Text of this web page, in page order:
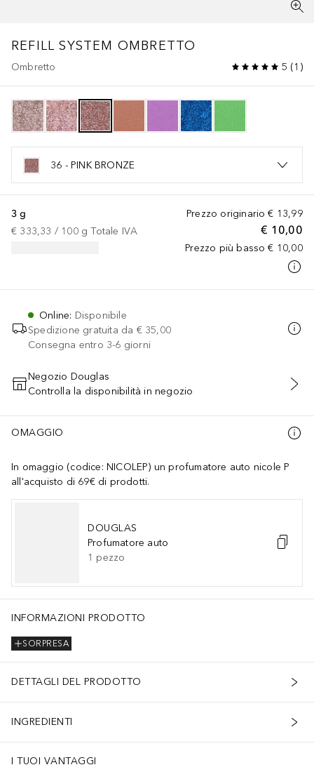
REFILL SYSTEM OMBRETTO
Ombretto 5 (1 )
36 - PINK BRONZE
Prezzo originario € 13,99
€ 10,00
Prezzo più basso € 10,00
3 g
€ 333,33 / 100 g Totale IVA
Online: Disponibile
Spedizione gratuita da € 35,00
Consegna entro 3-6 giorni
AGGIUNGI AL CARRELLO
Negozio Douglas
Controlla la disponibilità in negozio
OMAGGIO
In omaggio (codice: NICOLEP) un profumatore auto nicole P
all'acquisto di 69€ di prodotti.
DOUGLAS
Profumatore auto
1 pezzo
INFORMAZIONI PRODOTTO
SORPRESA
DETTAGLI DEL PRODOTTO
INGREDIENTI
I TUOI VANTAGGI